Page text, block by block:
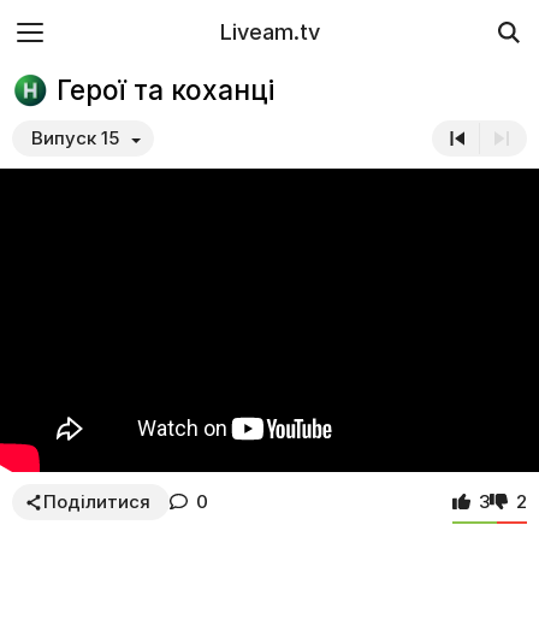
Liveam.tv
Герої та коханці
Випуск 15
Поділитися 0 3 2